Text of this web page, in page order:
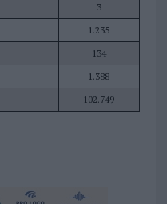
3
1.235
134
1.388
102.749